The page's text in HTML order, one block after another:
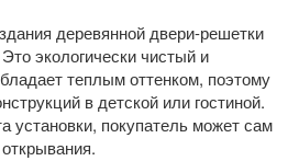
деревянной двери-решетки
экологически чистый и
теплым оттенком, поэтому
в детской или гостиной.
установки, покупатель может сам